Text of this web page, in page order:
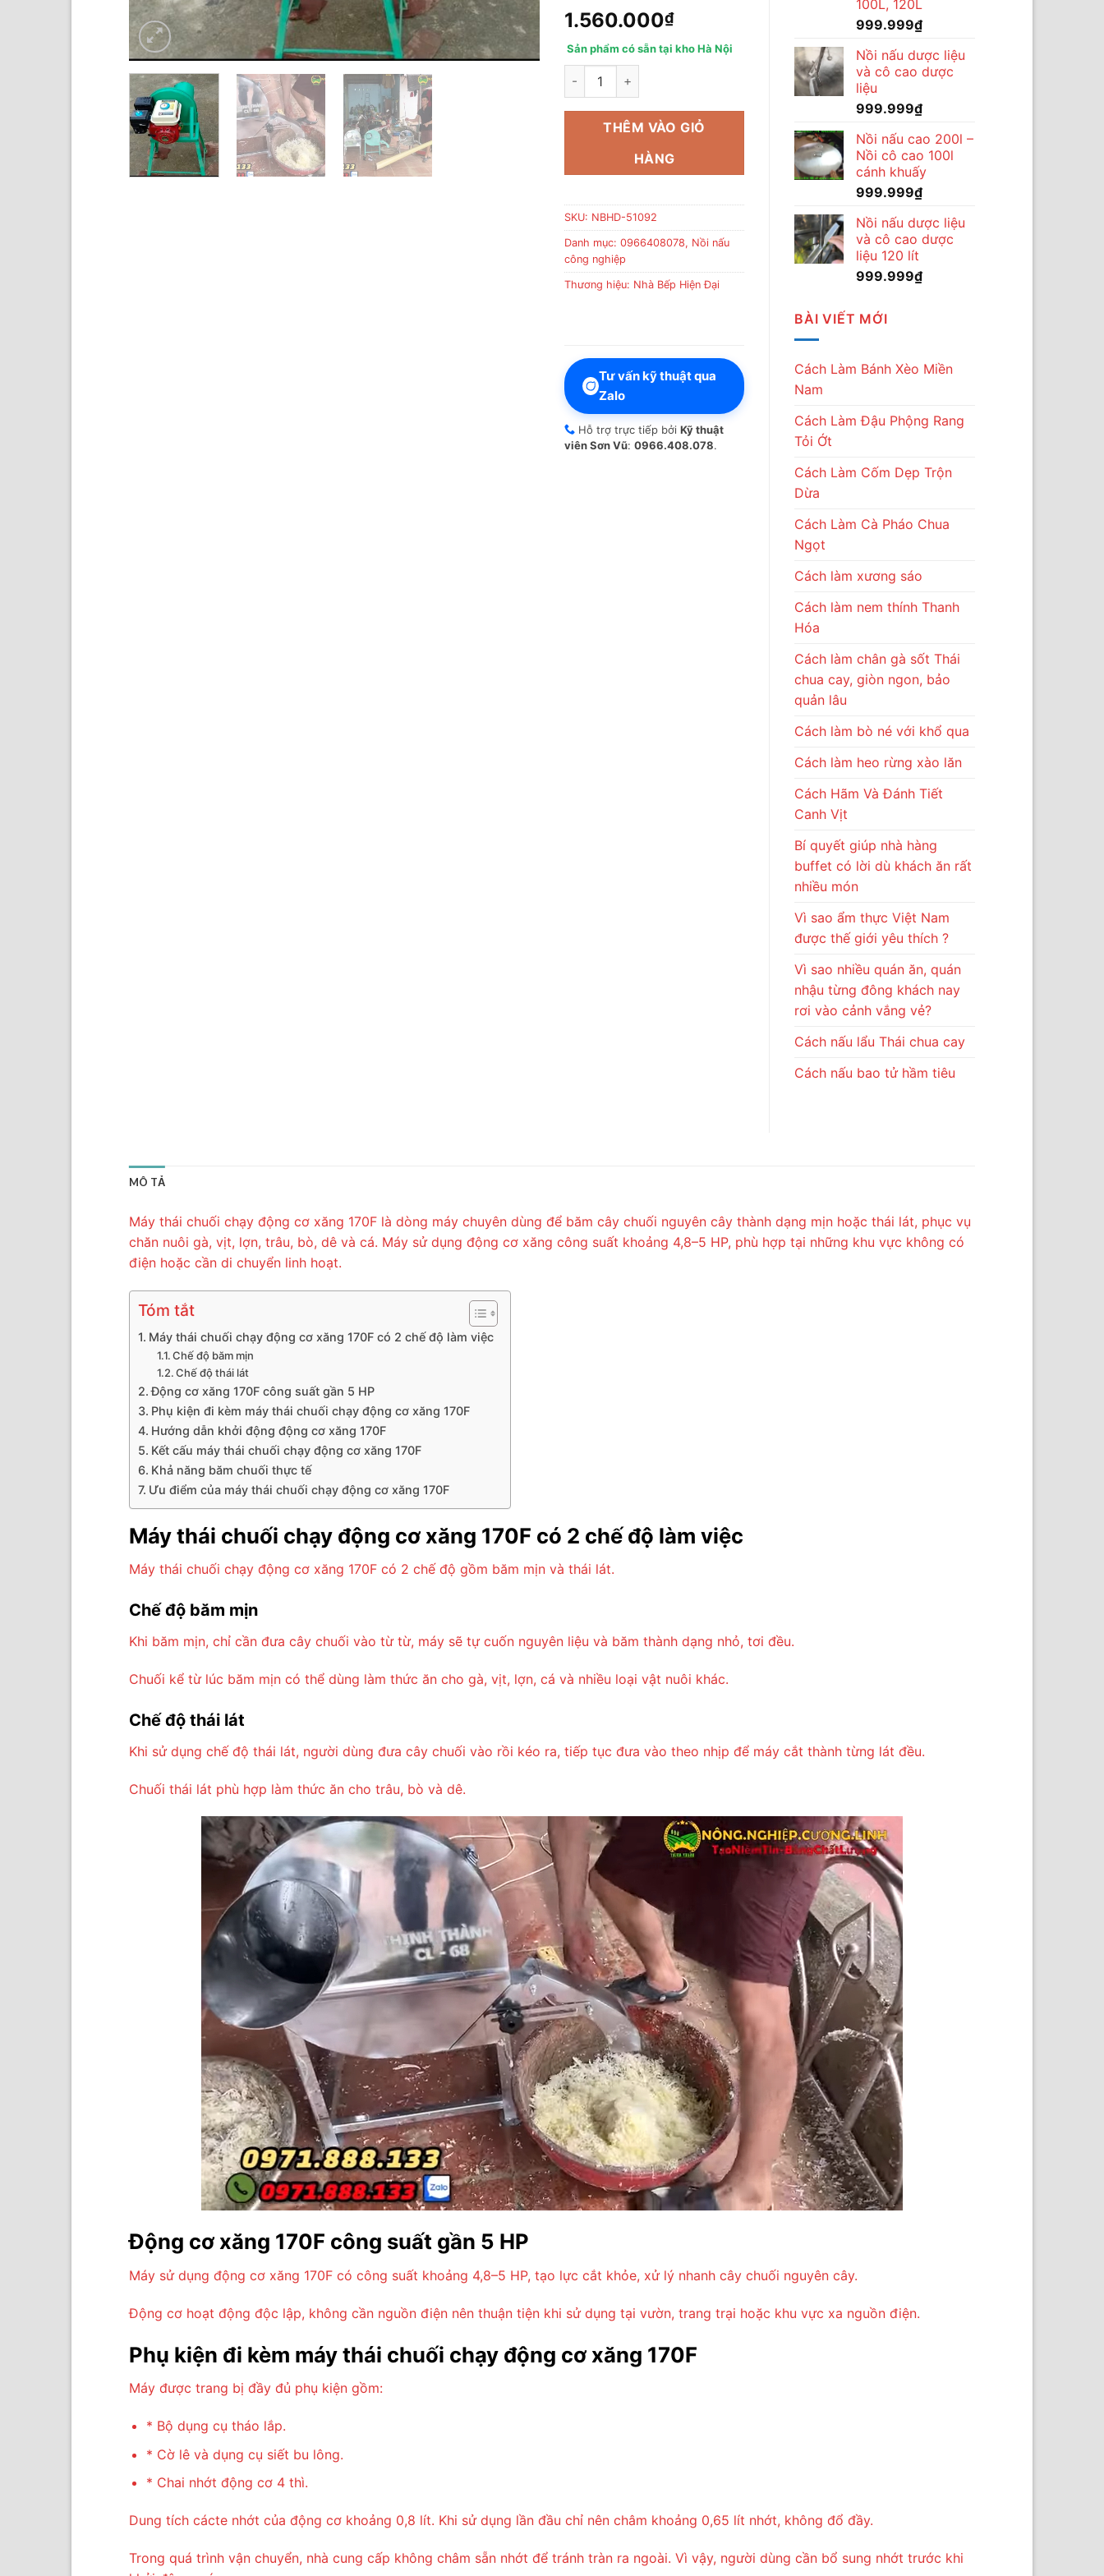
1.560.000₫
Sản phẩm có sẵn tại kho Hà Nội
Đánh giá máy thái chuối chạy động cơ xăng 170F số lượng
THÊM VÀO GIỎ
HÀNG
SKU: NBHD-51092
Danh mục: 0966408078, Nồi nấu
công nghiệp
Thương hiệu: Nhà Bếp Hiện Đại
Tư vấn kỹ thuật qua
Zalo
Hỗ trợ trực tiếp bởi Kỹ thuật
viên Sơn Vũ: 0966.408.078.
100L, 120L
999.999₫
Nồi nấu dược liệu
và cô cao dược
liệu
999.999₫
Nồi nấu cao 200l –
Nồi cô cao 100l
cánh khuấy
999.999₫
Nồi nấu dược liệu
và cô cao dược
liệu 120 lít
999.999₫
BÀI VIẾT MỚI
Cách Làm Bánh Xèo Miền
Nam
Cách Làm Đậu Phộng Rang
Tỏi Ớt
Cách Làm Cốm Dẹp Trộn
Dừa
Cách Làm Cà Pháo Chua
Ngọt
Cách làm xương sáo
Cách làm nem thính Thanh
Hóa
Cách làm chân gà sốt Thái
chua cay, giòn ngon, bảo
quản lâu
Cách làm bò né với khổ qua
Cách làm heo rừng xào lăn
Cách Hãm Và Đánh Tiết
Canh Vịt
Bí quyết giúp nhà hàng
buffet có lời dù khách ăn rất
nhiều món
Vì sao ẩm thực Việt Nam
được thế giới yêu thích ?
Vì sao nhiều quán ăn, quán
nhậu từng đông khách nay
rơi vào cảnh vắng vẻ?
Cách nấu lẩu Thái chua cay
Cách nấu bao tử hầm tiêu
MÔ TẢ
Máy thái chuối chạy động cơ xăng 170F là dòng máy chuyên dùng để băm cây chuối nguyên cây thành dạng mịn hoặc thái lát, phục vụ
chăn nuôi gà, vịt, lợn, trâu, bò, dê và cá. Máy sử dụng động cơ xăng công suất khoảng 4,8–5 HP, phù hợp tại những khu vực không có
điện hoặc cần di chuyển linh hoạt.
Tóm tắt
Máy thái chuối chạy động cơ xăng 170F có 2 chế độ làm việc
Chế độ băm mịn
Chế độ thái lát
Động cơ xăng 170F công suất gần 5 HP
Phụ kiện đi kèm máy thái chuối chạy động cơ xăng 170F
Hướng dẫn khởi động động cơ xăng 170F
Kết cấu máy thái chuối chạy động cơ xăng 170F
Khả năng băm chuối thực tế
Ưu điểm của máy thái chuối chạy động cơ xăng 170F
Máy thái chuối chạy động cơ xăng 170F có 2 chế độ làm việc
Máy thái chuối chạy động cơ xăng 170F có 2 chế độ gồm băm mịn và thái lát.
Chế độ băm mịn
Khi băm mịn, chỉ cần đưa cây chuối vào từ từ, máy sẽ tự cuốn nguyên liệu và băm thành dạng nhỏ, tơi đều.
Chuối kể từ lúc băm mịn có thể dùng làm thức ăn cho gà, vịt, lợn, cá và nhiều loại vật nuôi khác.
Chế độ thái lát
Khi sử dụng chế độ thái lát, người dùng đưa cây chuối vào rồi kéo ra, tiếp tục đưa vào theo nhịp để máy cắt thành từng lát đều.
Chuối thái lát phù hợp làm thức ăn cho trâu, bò và dê.
Động cơ xăng 170F công suất gần 5 HP
Máy sử dụng động cơ xăng 170F có công suất khoảng 4,8–5 HP, tạo lực cắt khỏe, xử lý nhanh cây chuối nguyên cây.
Động cơ hoạt động độc lập, không cần nguồn điện nên thuận tiện khi sử dụng tại vườn, trang trại hoặc khu vực xa nguồn điện.
Phụ kiện đi kèm máy thái chuối chạy động cơ xăng 170F
Máy được trang bị đầy đủ phụ kiện gồm:
* Bộ dụng cụ tháo lắp.
* Cờ lê và dụng cụ siết bu lông.
* Chai nhớt động cơ 4 thì.
Dung tích cácte nhớt của động cơ khoảng 0,8 lít. Khi sử dụng lần đầu chỉ nên châm khoảng 0,65 lít nhớt, không đổ đầy.
Trong quá trình vận chuyển, nhà cung cấp không châm sẵn nhớt để tránh tràn ra ngoài. Vì vậy, người dùng cần bổ sung nhớt trước khi